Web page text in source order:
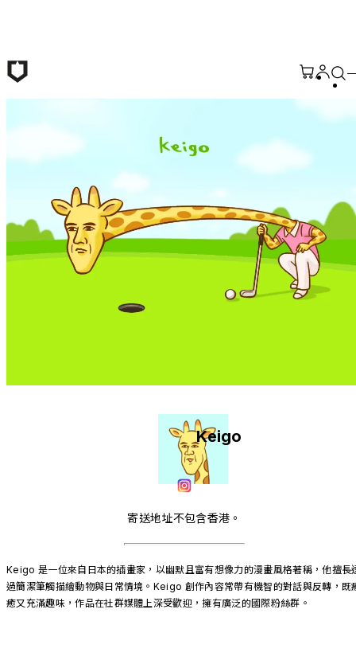
Keigo
寄送地址不包含香港。
Keigo 是一位來自日本的插畫家，以幽默且富有想像力的漫畫風格著稱，他擅長
過簡潔筆觸描繪動物與日常情境。Keigo 創作內容常帶有機智的對話與反轉，既
癒又充滿趣味，作品在社群媒體上深受歡迎，擁有廣泛的國際粉絲群。